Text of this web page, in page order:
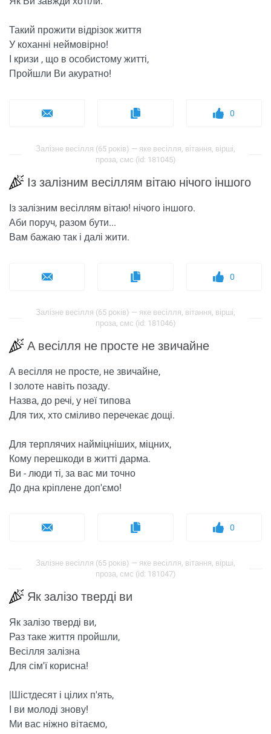
Такий прожити відрізок життя
У коханні неймовірно!
І кризи , що в особистому житті,
Пройшли Ви акуратно!
0
Залізне весілля (65 років) — яке весілля, вітання, вірші,
проза, смс (id: 181045)
Із залізним весіллям вітаю нічого іншого
Із залізним весіллям вітаю! нічого іншого.
Аби поруч, разом бути...
Вам бажаю так і далі жити.
0
Залізне весілля (65 років) — яке весілля, вітання, вірші,
проза, смс (id: 181046)
А весілля не просте не звичайне
А весілля не просте, не звичайне,
І золоте навіть позаду.
Назва, до речі, у неї типова
Для тих, хто сміливо перечекає дощі.
Для терплячих найміцніших, міцних,
Кому перешкоди в житті дарма.
Ви - люди ті, за вас ми точно
До дна кріплене доп'ємо!
0
Залізне весілля (65 років) — яке весілля, вітання, вірші,
проза, смс (id: 181047)
Як залізо тверді ви
Як залізо тверді ви,
Раз таке життя пройшли,
Весілля залізна
Для сім'ї корисна!
|Шістдесят і цілих п'ять,
І ви молоді знову!
Ми вас ніжно вітаємо,